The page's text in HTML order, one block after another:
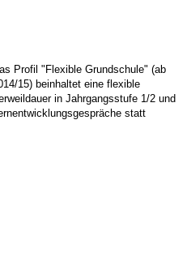
Profil "Flexible Grundschule" (ab
15) beinhaltet eine flexible
in Jahrgangsstufe 1/2 und
statt